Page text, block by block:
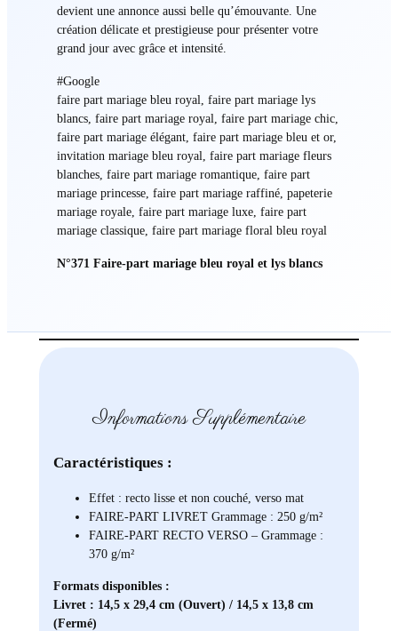
devient une annonce aussi belle qu’émouvante. Une
création délicate et prestigieuse pour présenter votre
grand jour avec grâce et intensité.
#Google
faire part mariage bleu royal, faire part mariage lys
blancs, faire part mariage royal, faire part mariage chic,
faire part mariage élégant, faire part mariage bleu et or,
invitation mariage bleu royal, faire part mariage fleurs
blanches, faire part mariage romantique, faire part
mariage princesse, faire part mariage raffiné, papeterie
mariage royale, faire part mariage luxe, faire part
mariage classique, faire part mariage floral bleu royal
N°371 Faire-part mariage bleu royal et lys blancs
Informations Supplémentaire
Caractéristiques :
Effet : recto lisse et non couché, verso mat
FAIRE-PART LIVRET Grammage : 250 g/m²
FAIRE-PART RECTO VERSO – Grammage :
370 g/m²
Formats disponibles :
Livret : 14,5 x 29,4 cm (Ouvert) / 14,5 x 13,8 cm
(Fermé)